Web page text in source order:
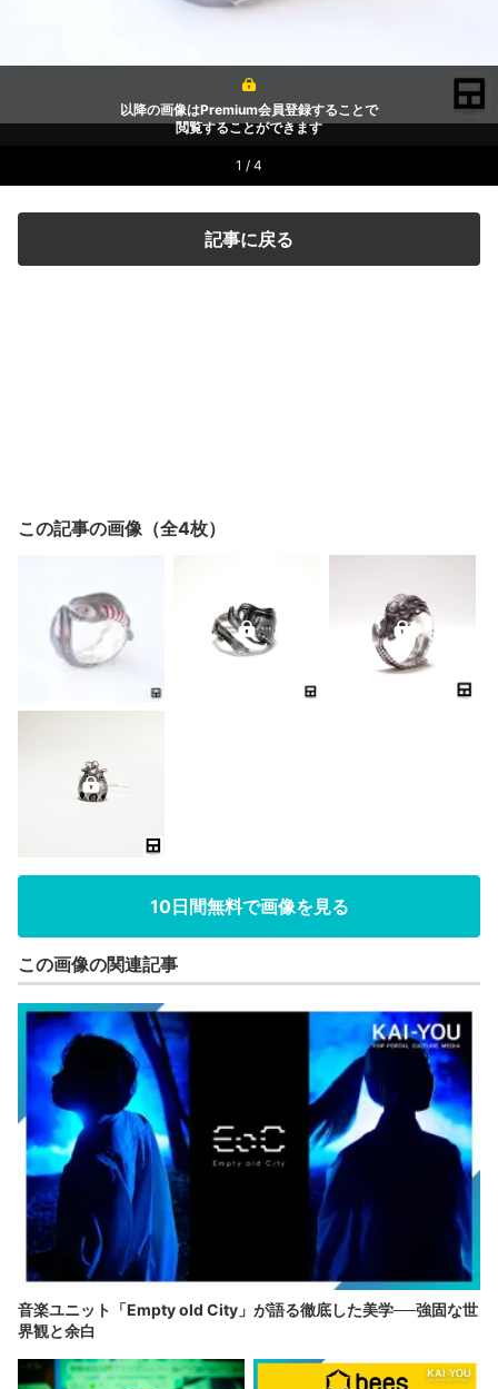
以降の画像はPremium会員登録することで
閲覧することができます
1 / 4
記事に戻る
この記事の画像（全4枚）
10日間無料で画像を見る
この画像の関連記事
音楽ユニット「Empty old City」が語る徹底した美学──強固な世
界観と余白